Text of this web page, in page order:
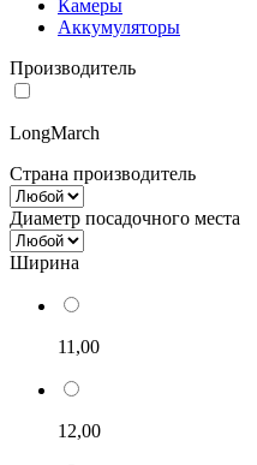
Камеры
Аккумуляторы
Производитель
LongMarch
Страна производитель
Диаметр посадочного места
Ширина
11,00
12,00